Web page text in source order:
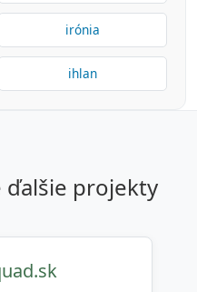
irónia
ihlan
ďalšie projekty